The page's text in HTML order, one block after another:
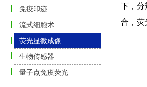
下，分
合，荧
免疫印迹
流式细胞术
荧光显微成像
生物传感器
量子点免疫荧光